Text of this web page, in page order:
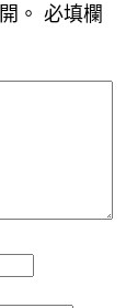
。 必填欄